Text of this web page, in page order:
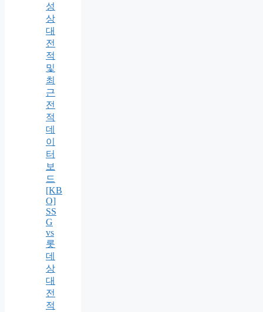
성
상
대
전
적
및
최
근
전
적
데
이
터
보
드
[KB
O]
SS
G
vs
롯
데
상
대
전
적